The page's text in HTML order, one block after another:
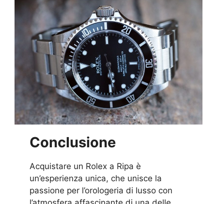
Conclusione
Acquistare un Rolex a Ripa è
un’esperienza unica, che unisce la
passione per l’orologeria di lusso con